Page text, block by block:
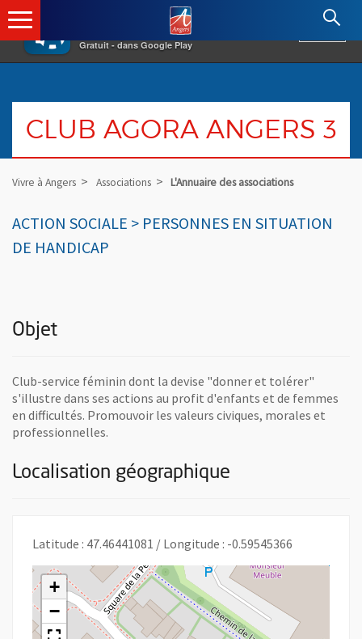
×
Gratuit - dans Google Play
Angers.fr : Retour à l'accueil
CLUB AGORA ANGERS 3
Vivre à Angers Associations L'Annuaire des associations
ACTION SOCIALE > PERSONNES EN SITUATION
DE HANDICAP
Objet
Club-service féminin dont la devise "donner et tolérer"
s'illustre dans ses actions au profit d'enfants et de femmes
en difficultés. Promouvoir les valeurs civiques, morales et
professionnelles.
Localisation géographique
Latitude : 47.46441081 / Longitude : -0.59545366
+
−